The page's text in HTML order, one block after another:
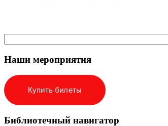
Наши мероприятия
Купить билеты
Библиотечный навигатор